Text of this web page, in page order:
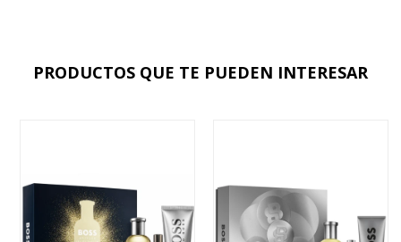
PRODUCTOS QUE TE PUEDEN INTERESAR